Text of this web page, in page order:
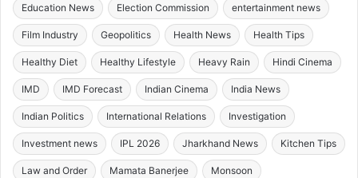
Education News Election Commission entertainment news
Film Industry Geopolitics Health News Health Tips
Healthy Diet Healthy Lifestyle Heavy Rain Hindi Cinema
IMD IMD Forecast Indian Cinema India News
Indian Politics International Relations Investigation
Investment news IPL 2026 Jharkhand News Kitchen Tips
Law and Order Mamata Banerjee Monsoon